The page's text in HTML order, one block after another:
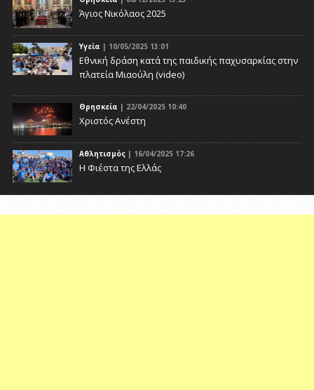
Άγιος Νικόλαος 2025
Υγεία | 10/05/2025 13:01
Eθνική δράση κατά της παιδικής παχυσαρκίας στην
πλατεία Μιαούλη (video)
Θρησκεία | 22/04/2025 10:40
Χριστός Ανέστη
Αθλητισμός | 16/04/2025 17:26
Η Φιέστα της Ελλάς